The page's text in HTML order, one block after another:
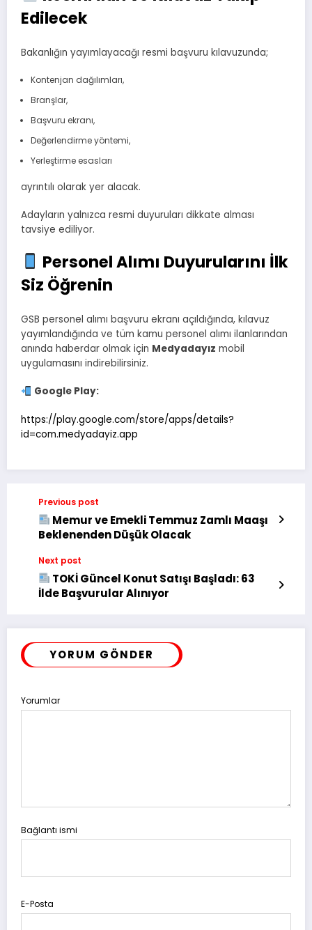
Edilecek
Bakanlığın yayımlayacağı resmi başvuru kılavuzunda;
Kontenjan dağılımları,
Branşlar,
Başvuru ekranı,
Değerlendirme yöntemi,
Yerleştirme esasları
ayrıntılı olarak yer alacak.
Adayların yalnızca resmi duyuruları dikkate alması
tavsiye ediliyor.
Personel Alımı Duyurularını İlk
Siz Öğrenin
GSB personel alımı başvuru ekranı açıldığında, kılavuz
yayımlandığında ve tüm kamu personel alımı ilanlarından
anında haberdar olmak için Medyadayız mobil
uygulamasını indirebilirsiniz.
Google Play:
https://play.google.com/store/apps/details?
id=com.medyadayiz.app
Previous post
Memur ve Emekli Temmuz Zamlı Maaşı
Beklenenden Düşük Olacak
Next post
TOKİ Güncel Konut Satışı Başladı: 63
İlde Başvurular Alınıyor
YORUM GÖNDER
Yorumlar
Bağlantı ismi
E-Posta